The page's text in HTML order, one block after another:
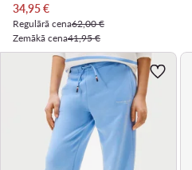
Pašreizējā cena
34,95€
Regulārā cena62,00 €
Zemākā cena41,95 €